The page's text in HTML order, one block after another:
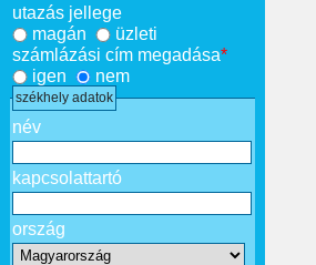
utazás jellege
magán
üzleti
számlázási cím megadása*
igen
nem
székhely adatok
név
kapcsolattartó
ország